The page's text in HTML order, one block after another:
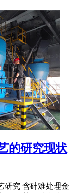
的研究现状
研究 含砷难处理金